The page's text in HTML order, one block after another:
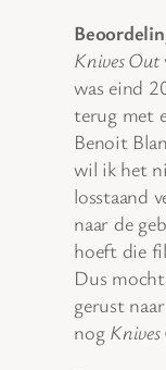
Knives Out
was eind
terug met
Benoit
wil ik het
losstaand
naar de
hoeft die
Dus
gerust naar
nog